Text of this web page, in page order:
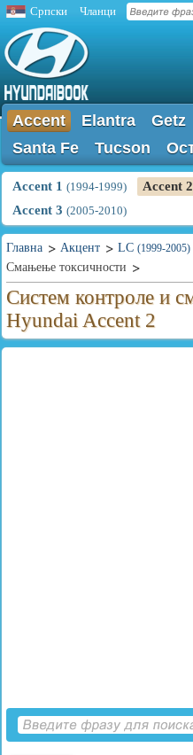
Српски Чланци
Accent Elantra Getz
Santa Fe
Tucson
Accent 1 (1994-1999) Accent 2
Accent 3 (2005-2010)
Главна Акцент LC (1999-2005)
Смањење токсичности
Систем контроле и
Hyundai Accent 2